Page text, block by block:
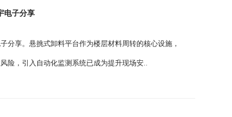
电子分享
分享。悬挑式卸料平台作为楼层材料周转的核心设施，
险，引入自动化监测系统已成为提升现场安..